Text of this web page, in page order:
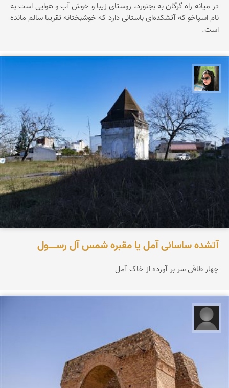
در میانه راه گرگان به بجنورد، روستای زیبا و خوش آب و هوایی است به
نام اسپاخو که آتشکده‌ای باستانی دارد که خوشبختانه تقریبا سالم مانده
است.
آتشده ساسانی آمل یا مقبره شمس آل‌ رســـــول
چهار طاقی سر بر آورده از خاک آمل